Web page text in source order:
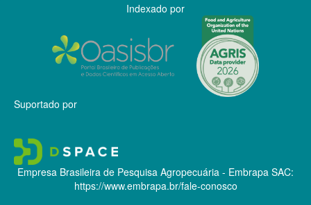
Indexado por
Suportado por
Empresa Brasileira de Pesquisa Agropecuária - Embrapa SAC:
https://www.embrapa.br/fale-conosco